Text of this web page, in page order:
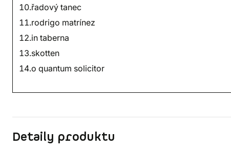
řadový tanec
rodrigo matrínez
in taberna
skotten
o quantum solicitor
Detaily produktu